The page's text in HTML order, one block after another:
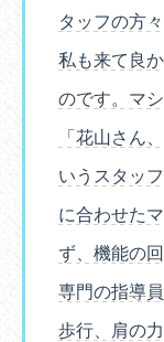
タッフの方
私も来て良
のです。マ
「花山さん
いうスタッ
に合わせた
ず、機能の
専門の指導
歩行、肩の